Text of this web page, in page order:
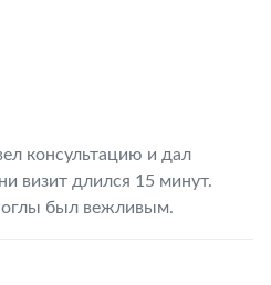
консультацию и дал
визит длился 15 минут.
был вежливым.